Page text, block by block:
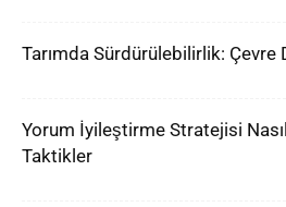
Tarımda Sürdürülebilirlik: Çevre
Yorum İyileştirme Stratejisi
Taktikler